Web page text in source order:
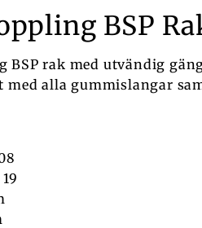
BSP
BSP rak med utvändig
alla gummislangar